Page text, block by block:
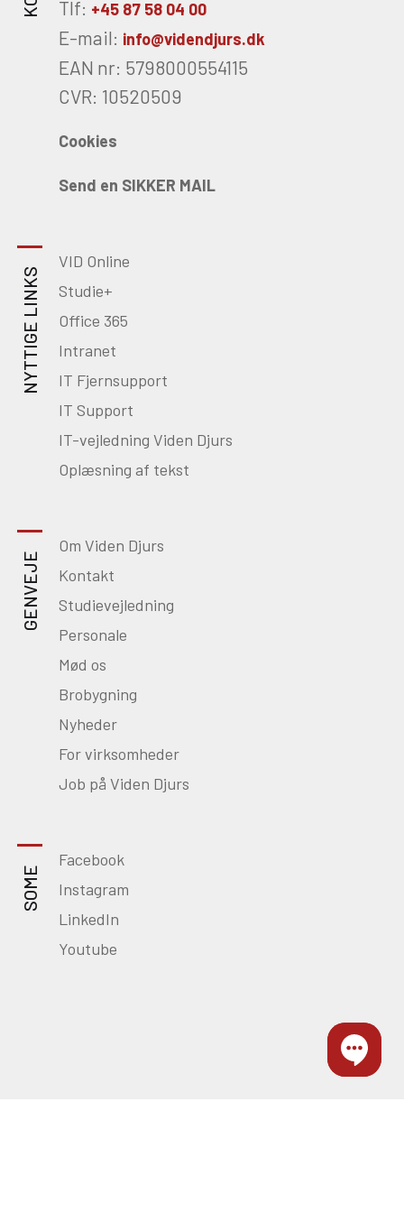
Tlf: +45 87 58 04 00
E-mail: info@videndjurs.dk
EAN nr: 5798000554115
CVR: 10520509
Cookies
Send en SIKKER MAIL
NYTTIGE LINKS
VID Online
Studie+
Office 365
Intranet
IT Fjernsupport
IT Support
IT-vejledning Viden Djurs
Oplæsning af tekst
GENVEJE
Om Viden Djurs
Kontakt
Studievejledning
Personale
Mød os
Brobygning
Nyheder
For virksomheder
Job på Viden Djurs
SOME
Facebook
Instagram
LinkedIn
Youtube